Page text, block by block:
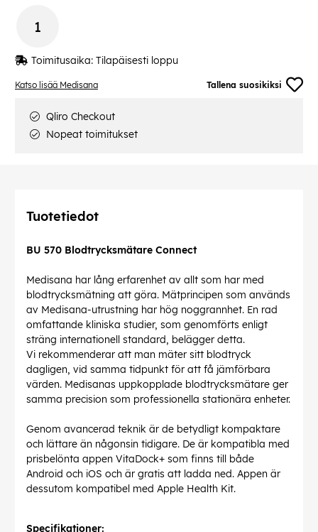
Katso lisää Medisana Tallena suosikiksi
Toimitusaika: Tilapäisesti loppu
Qliro Checkout
Nopeat toimitukset
Tuotetiedot
BU 570 Blodtrycksmätare Connect
Medisana har lång erfarenhet av allt som har med
blodtrycksmätning att göra. Mätprincipen som används
av Medisana-utrustning har hög noggrannhet. En rad
omfattande kliniska studier, som genomförts enligt
sträng internationell standard, belägger detta.
Vi rekommenderar att man mäter sitt blodtryck
dagligen, vid samma tidpunkt för att få jämförbara
värden. Medisanas uppkopplade blodtrycksmätare ger
samma precision som professionella stationära enheter.
Genom avancerad teknik är de betydligt kompaktare
och lättare än någonsin tidigare. De är kompatibla med
prisbelönta appen VitaDock+ som finns till både
Android och iOS och är gratis att ladda ned. Appen är
dessutom kompatibel med Apple Health Kit.
Specifikationer: